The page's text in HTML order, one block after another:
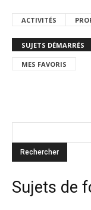
ACTIVITÉS
SUJETS DÉMARRÉS
MES FAVORIS
Sujets de